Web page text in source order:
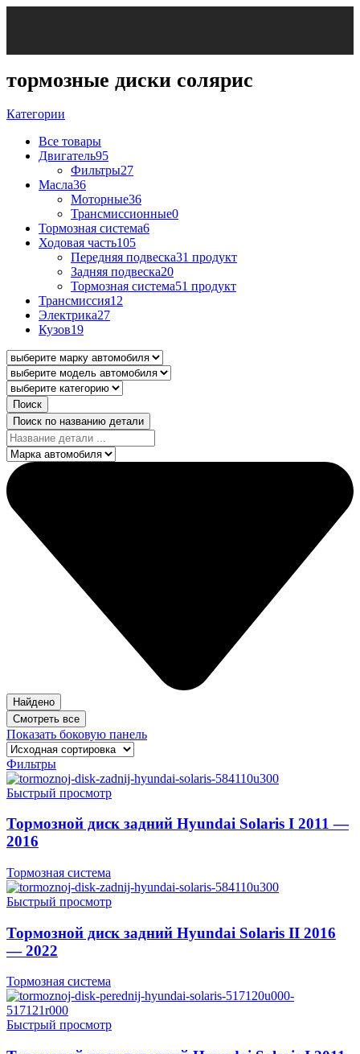
тормозные диски солярис
Категории
Все товары
Двигатель95
Фильтры27
Масла36
Моторные36
Трансмиссионные0
Тормозная система6
Ходовая часть105
Передняя подвеска31 продукт
Задняя подвеска20
Тормозная система51 продукт
Трансмиссия12
Электрика27
Кузов19
Поиск
Поиск по названию детали
Найдено
Смотреть все
Показать боковую панель
Фильтры
Быстрый просмотр
Тормозной диск задний Hyundai Solaris I 2011 —
2016
Тормозная система
Быстрый просмотр
Тормозной диск задний Hyundai Solaris II 2016
— 2022
Тормозная система
Быстрый просмотр